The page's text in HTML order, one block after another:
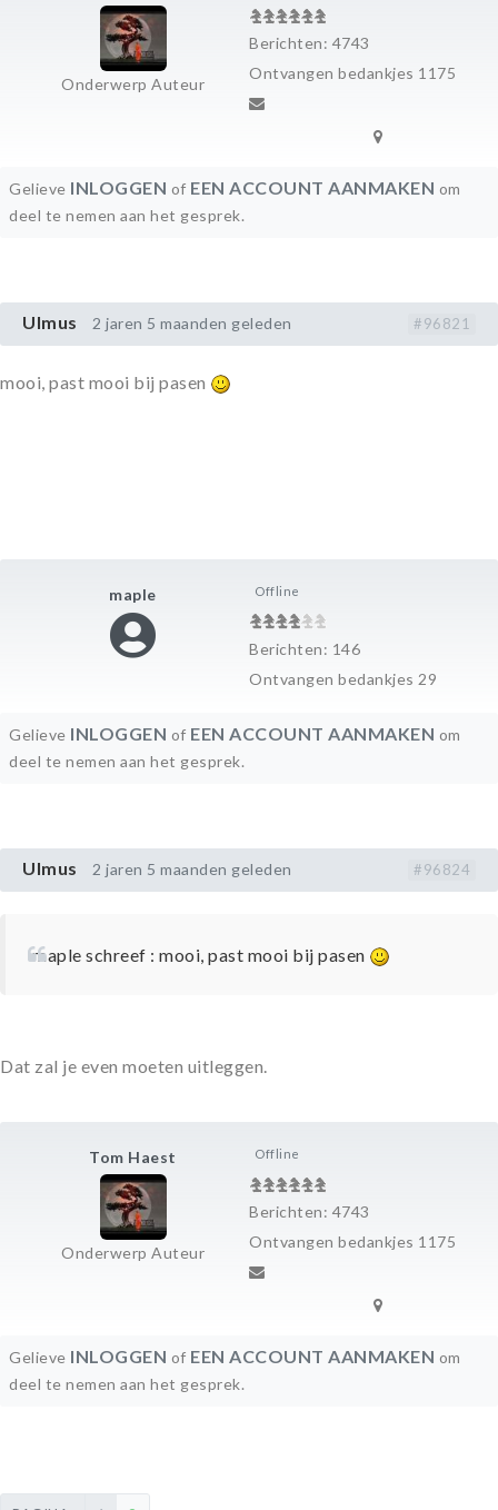
Onderwerp Auteur
Berichten: 4743
Ontvangen bedankjes 1175
Gelieve INLOGGEN of EEN ACCOUNT AANMAKEN om
deel te nemen aan het gesprek.
Ulmus 2 jaren 5 maanden geleden #96821
maple Offline
Berichten: 146
Ontvangen bedankjes 29
mooi, past mooi bij pasen
Gelieve INLOGGEN of EEN ACCOUNT AANMAKEN om
deel te nemen aan het gesprek.
Ulmus 2 jaren 5 maanden geleden #96824
Tom Haest
Onderwerp Auteur
Offline
Berichten: 4743
Ontvangen bedankjes 1175
maple schreef : mooi, past mooi bij pasen
Dat zal je even moeten uitleggen.
Gelieve INLOGGEN of EEN ACCOUNT AANMAKEN om
deel te nemen aan het gesprek.